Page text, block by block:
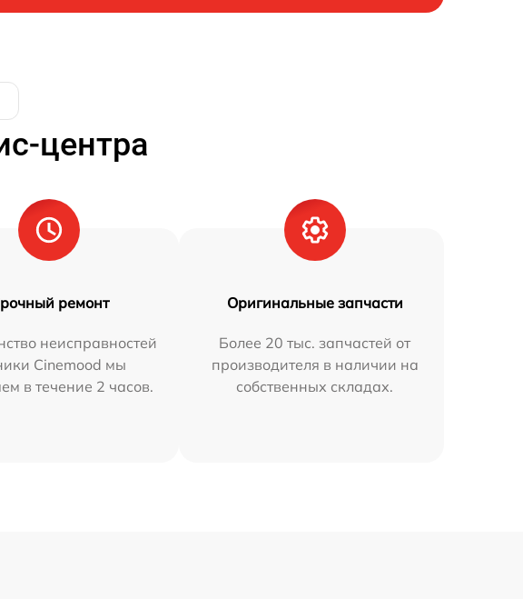
центра
ремонт
неисправностей
Cinemood мы
в течение 2 часов.
Оригинальные запчасти
Более 20 тыс. запчастей от
производителя в наличии на
собственных складах.